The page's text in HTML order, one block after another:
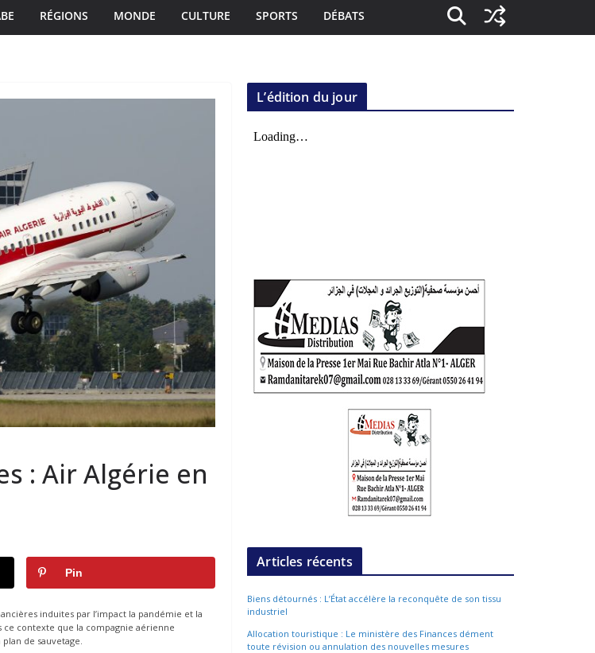
RÉGIONS MONDE CULTURE SPORTS DÉBATS
: Air Algérie en
Pin
induites par l’impact la pandémie et la
ce contexte que la compagnie aérienne
de sauvetage.
L’édition du jour
Articles récents
Biens détournés : L’État accélère la reconquête de son tissu
industriel
Allocation touristique : Le ministère des Finances dément
toute révision ou annulation des nouvelles mesures